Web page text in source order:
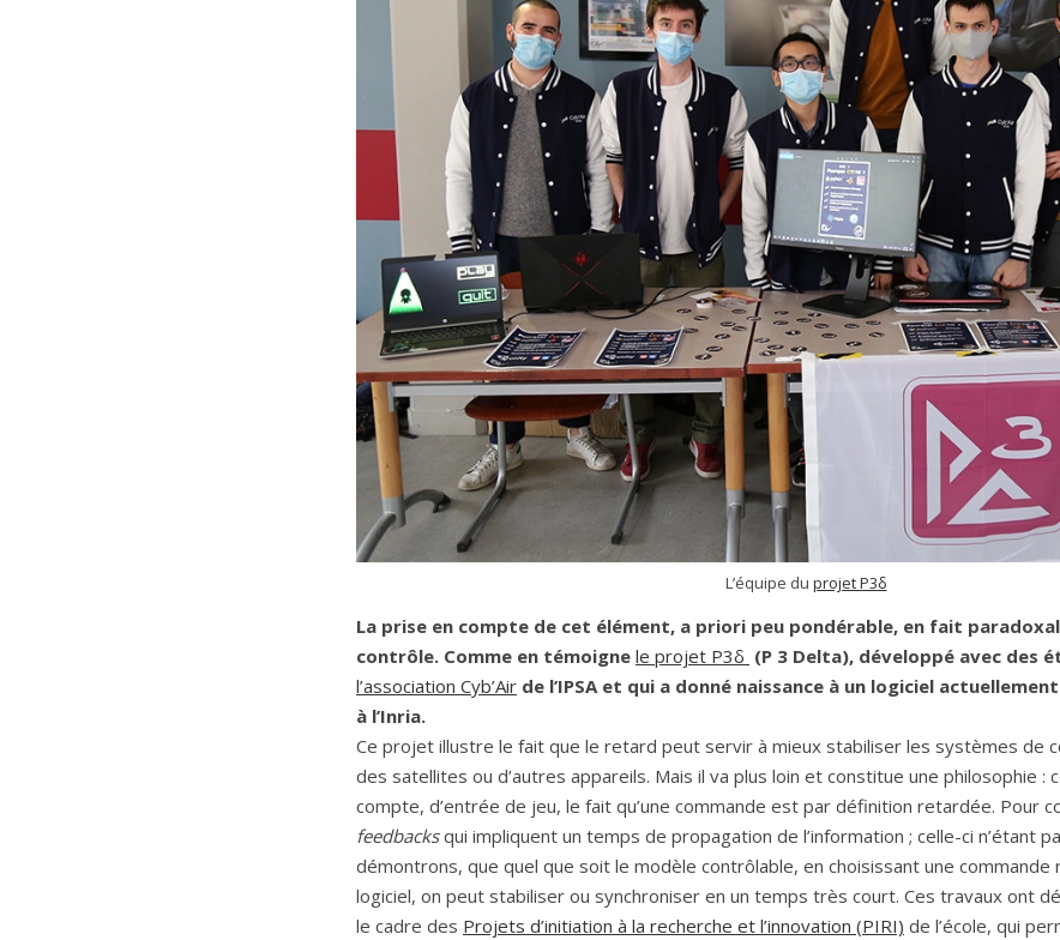
L’équipe du projet P3δ
La prise en compte de cet élément, a priori peu pondérable, en fait
contrôle. Comme en témoigne le projet P3δ (P 3 Delta), développé avec des
l’association Cyb’Air de l’IPSA et qui a donné naissance à un logiciel actuellement
à l’Inria.
Ce projet illustre le fait que le retard peut servir à mieux stabiliser les systèmes de
des satellites ou d’autres appareils. Mais il va plus loin et constitue une philosophie :
compte, d’entrée de jeu, le fait qu’une commande est par définition retardée. Pour
feedbacksqui impliquent un temps de propagation de l’information ; celle-ci n’étant
démontrons, que quel que soit le modèle contrôlable, en choisissant une commande
logiciel, on peut stabiliser ou synchroniser en un temps très court. Ces travaux ont
le cadre des Projets d’initiation à la recherche et l’innovation (PIRI) de l’école, qui